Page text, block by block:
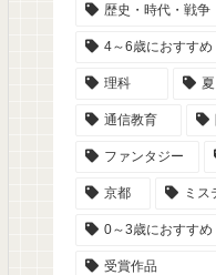
歴史・時代・戦争
4～6歳におすすめ
理科 夏
通信教育
ファンタジー
京都 ミス
0～3歳におすすめ
受賞作品